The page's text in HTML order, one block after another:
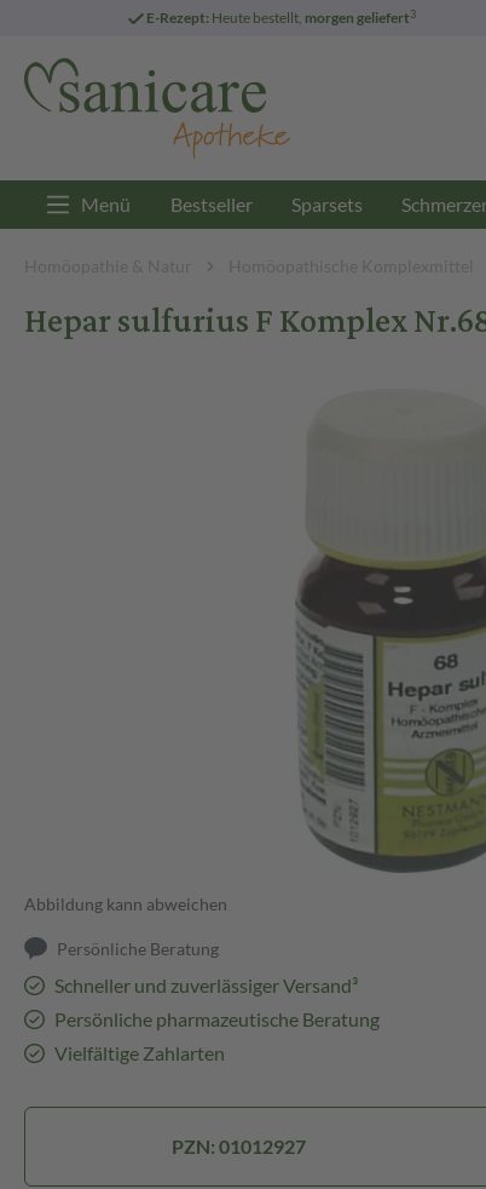
E-Rezept: Heute bestellt, morgen geliefert3
Menü Bestseller Sparsets
Homöopathie & Natur Homöopathische Komplexmittel
Hepar sulfurius F Komplex
Abbildung kann abweichen
Persönliche Beratung
Schneller und zuverlässiger Versand³
Persönliche pharmazeutische Beratung
Vielfältige Zahlarten
PZN: 01012927